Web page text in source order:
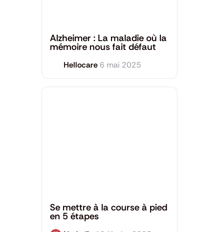
Alzheimer : La maladie où la
mémoire nous fait défaut
Hellocare 6 mai 2025
Se mettre à la course à pied
en 5 étapes